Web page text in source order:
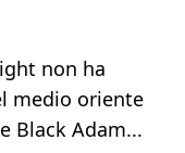
non ha
medio oriente
Black Adam...